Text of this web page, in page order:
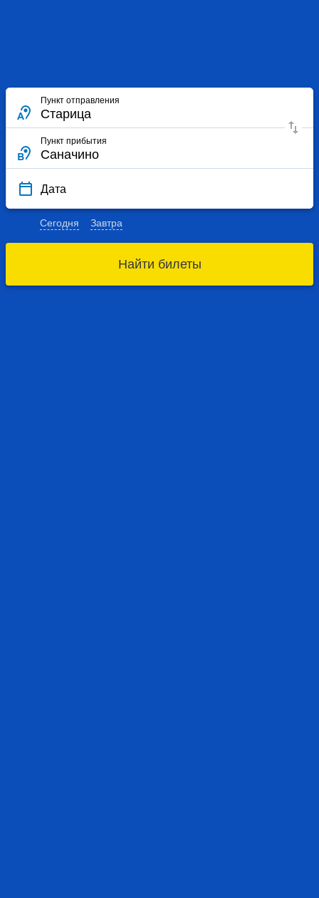
Пункт отправления
Пункт прибытия
Дата
Сегодня Завтра
Найти билеты